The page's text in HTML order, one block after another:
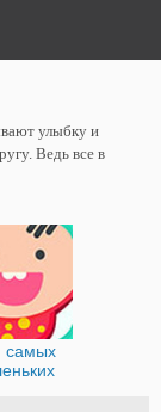
улыбку и
Ведь все в
самых